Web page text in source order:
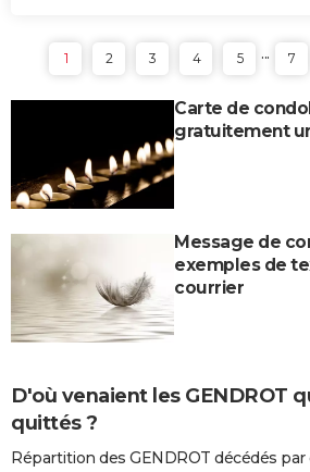
1 2 3 4 5 ... 7
Carte de
gratuitement
Message de
exemples de
courrier
D'où venaient les GENDROT
quittés ?
Répartition des GENDROT décédés